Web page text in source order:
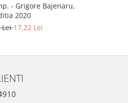
- Grigore Bajenaru,
2020
Lei17,22 Lei